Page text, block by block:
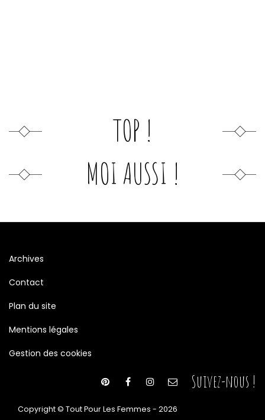
TOP !
MOI AUSSI !
Archives
Contact
Plan du site
Mentions légales
Gestion des cookies
Suivez-nous !
Copyright © Tout Pour Les Femmes - 2026